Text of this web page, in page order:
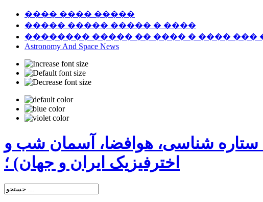
���� ���� �����
����� ����� ����� � ����
�������� ����� �� ���� � ���� ���
Astronomy And Space News
ستاره شناسی، هوافضا، آسمان شب و
اخترفیزیک ایران و جهان) ؛